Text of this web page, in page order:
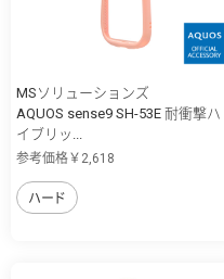
MSソリューションズ
AQUOS sense9 SH-53E 耐衝撃ハ
イブリッ...
参考価格￥2,618
ハード